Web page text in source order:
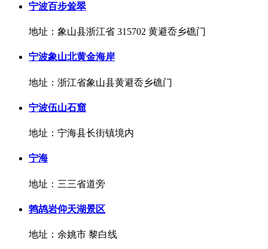
宁波百步耸翠
地址：象山县浙江省 315702 黄避岙乡礁门
宁波象山北黄金海岸
地址：浙江省象山县黄避岙乡礁门
宁波伍山石窟
地址：宁海县长街镇境内
宁海
地址：三三省道旁
鹁鸪岩仰天湖景区
地址：余姚市 黎白线